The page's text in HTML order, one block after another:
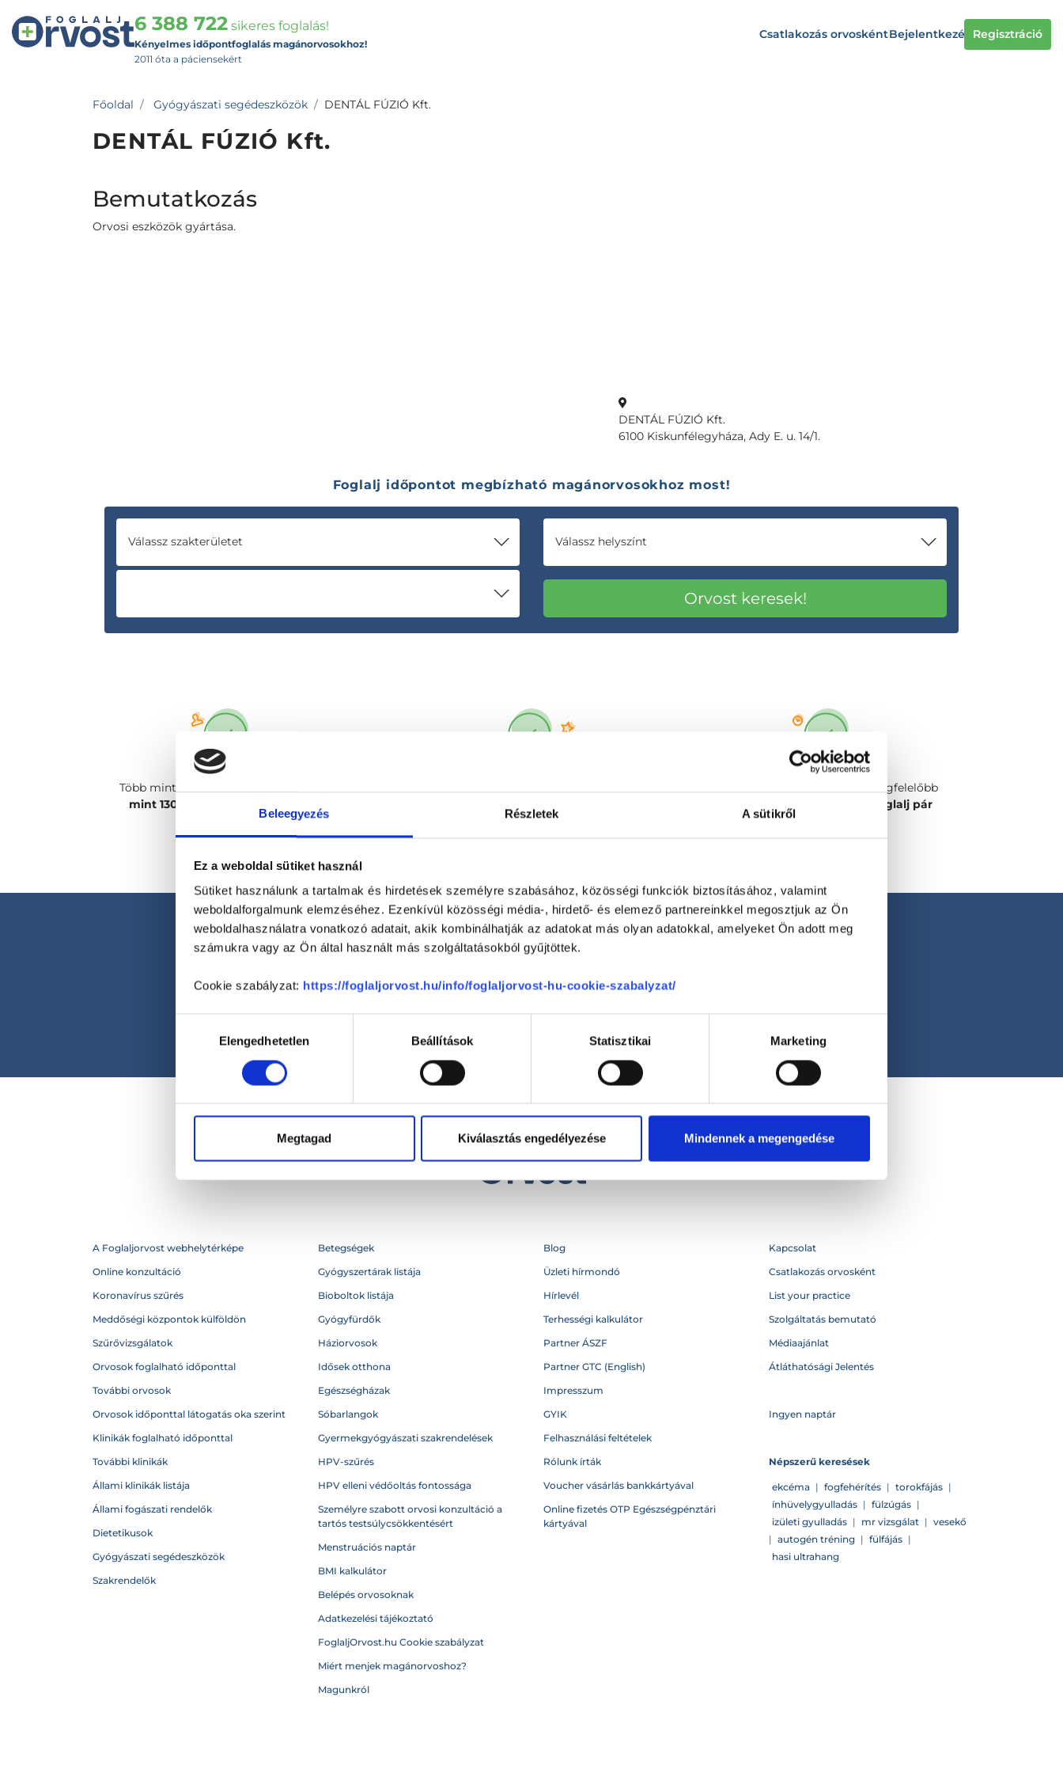
Beleegyezés Részletek A sütikről
Ez a weboldal sütiket használ
Sütiket használunk a tartalmak és hirdetések személyre szabásához, közösségi funkciók biztosításához, valamint
weboldalforgalmunk elemzéséhez. Ezenkívül közösségi média-, hirdető- és elemező partnereinkkel megosztjuk az Ön
weboldalhasználatra vonatkozó adatait, akik kombinálhatják az adatokat más olyan adatokkal, amelyeket Ön adott meg
számukra vagy az Ön által használt más szolgáltatásokból gyűjtöttek.
Cookie szabályzat: https://foglaljorvost.hu/info/foglaljorvost-hu-cookie-szabalyzat/
kiválasztásaElengedhetetlen Beállítások Statisztikai Marketing
Megtagad Kiválasztás engedélyezése Mindennek a megengedése
6 388 722 sikeres foglalás!
Kényelmes időpontfoglalás magánorvosokhoz!
2011 óta a páciensekért
Csatlakozás orvoskéntBejelentkezés Regisztráció
Főoldal Gyógyászati segédeszközök DENTÁL FÚZIÓ Kft.
DENTÁL FÚZIÓ Kft.
Bemutatkozás
Orvosi eszközök gyártása.
DENTÁL FÚZIÓ Kft.
6100 Kiskunfélegyháza, Ady E. u. 14/1.
Foglalj időpontot megbízható magánorvosokhoz most!
Válassz szakterületet Válassz helyszínt
Több mint
mint 130 szakterületen
Válaszd ki a számodra legmegfelelőbb
foglalj pár
Telefon
(H-P: 8:00-20:00)
A Foglaljorvost webhelytérképe
Online konzultáció
Koronavírus szűrés
Meddőségi központok külföldön
Szűrővizsgálatok
Orvosok foglalható időponttal
További orvosok
Orvosok időponttal látogatás oka szerint
Klinikák foglalható időponttal
További klinikák
Állami klinikák listája
Állami fogászati rendelők
Dietetikusok
Gyógyászati segédeszközök
Szakrendelők
Betegségek
Gyógyszertárak listája
Bioboltok listája
Gyógyfürdők
Háziorvosok
Idősek otthona
Egészségházak
Sóbarlangok
Gyermekgyógyászati szakrendelések
HPV-szűrés
HPV elleni védőoltás fontossága
Személyre szabott orvosi konzultáció a
tartós testsúlycsökkentésért
Menstruációs naptár
BMI kalkulátor
Belépés orvosoknak
Adatkezelési tájékoztató
FoglaljOrvost.hu Cookie szabályzat
Miért menjek magánorvoshoz?
Magunkról
Blog
Üzleti hírmondó
Hírlevél
Terhességi kalkulátor
Partner ÁSZF
Partner GTC (English)
Impresszum
GYIK
Felhasználási feltételek
Rólunk írták
Voucher vásárlás bankkártyával
Online fizetés OTP Egészségpénztári
kártyával
Kapcsolat
Csatlakozás orvosként
List your practice
Szolgáltatás bemutató
Médiaajánlat
Átláthatósági Jelentés
Ingyen naptár
Népszerű keresések
ekcéma | fogfehérítés | torokfájás |
ínhüvelygyulladás | fülzúgás |
izületi gyulladás | mr vizsgálat | vesekő
| autogén tréning | fülfájás |
hasi ultrahang